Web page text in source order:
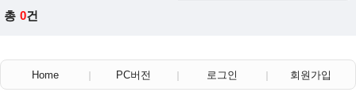
총 0건
Home PC버전 로그인 회원가입